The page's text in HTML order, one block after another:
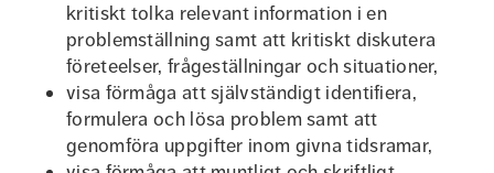
kritiskt tolka relevant information i en
problemställning samt att kritiskt diskutera
företeelser, frågeställningar och situationer,
visa förmåga att självständigt identifiera,
formulera och lösa problem samt att
genomföra uppgifter inom givna tidsramar,